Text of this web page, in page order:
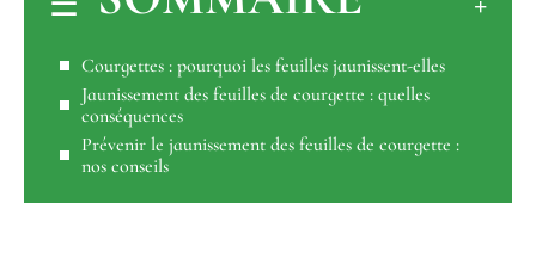
Courgettes : pourquoi les feuilles jaunissent-elles
Jaunissement des feuilles de courgette : quelles
conséquences
Prévenir le jaunissement des feuilles de courgette :
nos conseils